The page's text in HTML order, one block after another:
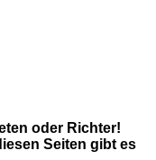
oder Richter!
Seiten gibt es